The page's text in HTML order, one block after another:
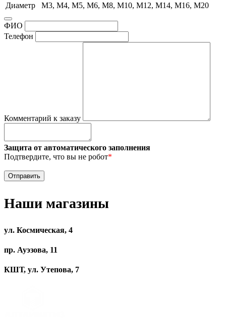
Диаметр
М3, М4, М5, М6, М8, М10, М12, М14, М16, М20
ФИО
Телефон
Комментарий к заказу
Защита от автоматического заполнения
Подтвердите, что вы не робот*
Наши магазины
ул. Космическая, 4
пр. Ауэзова, 11
КШТ, ул. Утепова, 7